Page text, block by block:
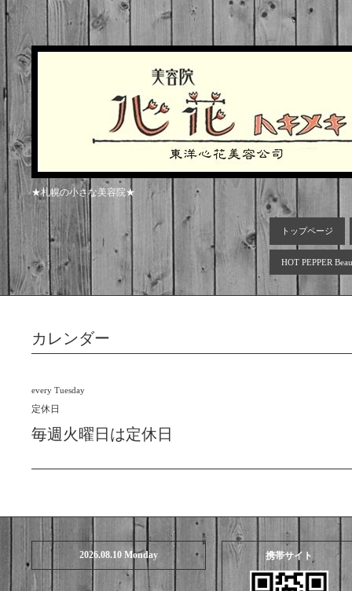
★札幌の小さな美容院★
トップページ
HOT PEPPER
カレンダー
every Tuesday
定休日
毎週火曜日は定休日
2026.08.10 Monday 携帯サイト